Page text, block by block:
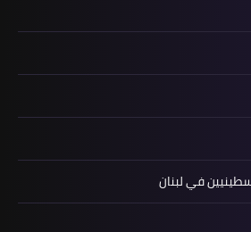
‏داوود ‏ابو ‏خضر
في لبنان